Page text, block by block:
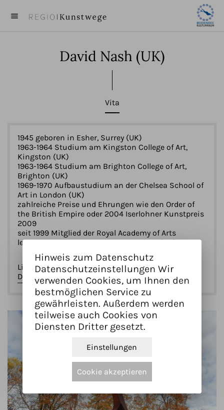
menu
close
KUNST
BEITRÄGE
ÜBER UNS
David Nash (UK)
Vita
1945 geboren in Esher, Surrey (UK)
1963-1964 Studium am Kingston College of Art,
Kingston (UK)
1963-1964 Studium am Brighton College of Art,
Brighton (UK)
1969-1970 Aufbaustudium an der Chelsea School of
Art in London (UK)
zahlreiche Preise und Ehrungen wie den Order of
the British Empire oder 2004 Iserlohner Kunstpreis
2009
seit 1999 Mitglied der Royal Academy of Arts
lebt und arbeitet in Blaenau Ffestiniog (UK)
Links
David Nash auf Wikipedia
Hinweis zum Datenschutz
Datenschutzeinstellungen Wir
verwenden Cookies, um Ihnen den
bestmöglichen Service zu
gewährleisten. Außerdem werden
teilweise auch Cookies von
Diensten Dritter gesetzt.
Einstellungen
Cookie akzeptieren